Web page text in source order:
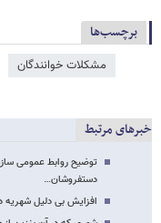
برچسب‌ها
مشکلات خوانندگان
خبرهای مرتبط
توضیح روابط عمومی
دستفروشان…
افزایش بی دلیل شهریه